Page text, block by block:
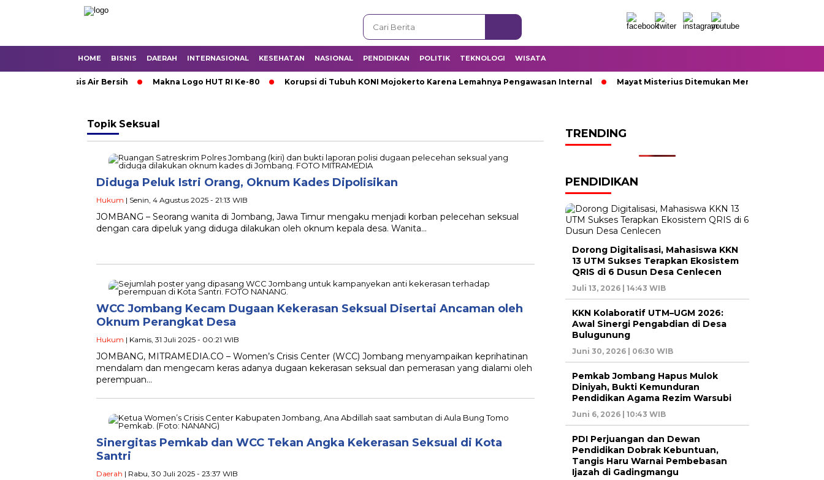
HOME BISNIS DAERAH INTERNASIONAL KESEHATAN NASIONAL PENDIDIKAN POLITIK TEKNOLOGI WISATA
Mojokerto Krisis Air Bersih Makna Logo HUT RI Ke-80 Korupsi di Tubuh KONI Mojokerto Karena Lemahnya Pengawasan Internal Mayat Misterius Ditemukan Membusuk di Dalam
Topik Seksual
Diduga Peluk Istri Orang, Oknum Kades Dipolisikan
Hukum | Senin, 4 Agustus 2025 - 21:13 WIB
JOMBANG – Seorang wanita di Jombang, Jawa Timur mengaku menjadi korban pelecehan seksual
dengan cara dipeluk yang diduga dilakukan oleh oknum kepala desa. Wanita…
WCC Jombang Kecam Dugaan Kekerasan Seksual Disertai Ancaman oleh
Oknum Perangkat Desa
Hukum | Kamis, 31 Juli 2025 - 00:21 WIB
JOMBANG, MITRAMEDIA.CO – Women’s Crisis Center (WCC) Jombang menyampaikan keprihatinan
mendalam dan mengecam keras adanya dugaan kekerasan seksual dan pemerasan yang dialami oleh
perempuan…
Sinergitas Pemkab dan WCC Tekan Angka Kekerasan Seksual di Kota
Santri
Daerah | Rabu, 30 Juli 2025 - 23:37 WIB
TRENDING
PENDIDIKAN
Dorong Digitalisasi, Mahasiswa KKN
13 UTM Sukses Terapkan Ekosistem
QRIS di 6 Dusun Desa Cenlecen
Juli 13, 2026 | 14:43 WIB
KKN Kolaboratif UTM–UGM 2026:
Awal Sinergi Pengabdian di Desa
Bulugunung
Juni 30, 2026 | 06:30 WIB
Pemkab Jombang Hapus Mulok
Diniyah, Bukti Kemunduran
Pendidikan Agama Rezim Warsubi
Juni 6, 2026 | 10:43 WIB
PDI Perjuangan dan Dewan
Pendidikan Dobrak Kebuntuan,
Tangis Haru Warnai Pembebasan
Ijazah di Gadingmangu